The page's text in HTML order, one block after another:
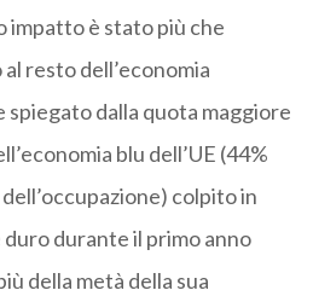
impatto è stato più che
resto dell’economia
spiegato dalla quota maggiore
blu dell’UE (44%
colpito in
durante il primo anno
della metà della sua